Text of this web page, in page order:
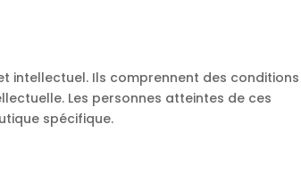
intellectuel. Ils comprennent des conditions
Les personnes atteintes de ces
spécifique.